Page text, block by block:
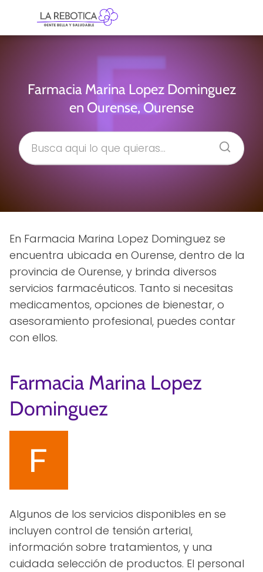
Farmacia Marina Lopez Dominguez
en Ourense, Ourense
En Farmacia Marina Lopez Dominguez se
encuentra ubicada en Ourense, dentro de la
provincia de Ourense, y brinda diversos
servicios farmacéuticos. Tanto si necesitas
medicamentos, opciones de bienestar, o
asesoramiento profesional, puedes contar
con ellos.
Farmacia Marina Lopez
Dominguez
Algunos de los servicios disponibles en se
incluyen control de tensión arterial,
información sobre tratamientos, y una
cuidada selección de productos. El personal